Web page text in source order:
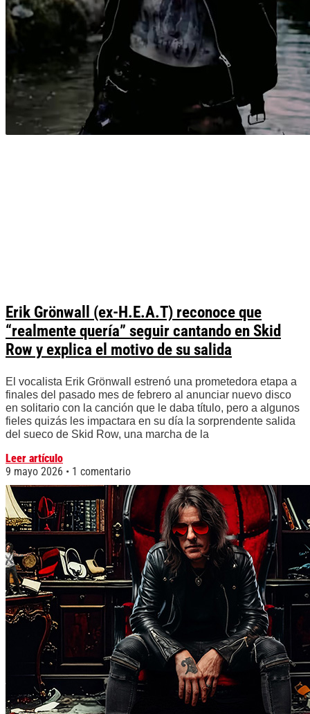
Erik Grönwall (ex-H.E.A.T) reconoce que
“realmente quería” seguir cantando en Skid
Row y explica el motivo de su salida
El vocalista Erik Grönwall estrenó una prometedora etapa a
finales del pasado mes de febrero al anunciar nuevo disco
en solitario con la canción que le daba título, pero a algunos
fieles quizás les impactara en su día la sorprendente salida
del sueco de Skid Row, una marcha de la
Leer artículo
9 mayo 2026
1 comentario